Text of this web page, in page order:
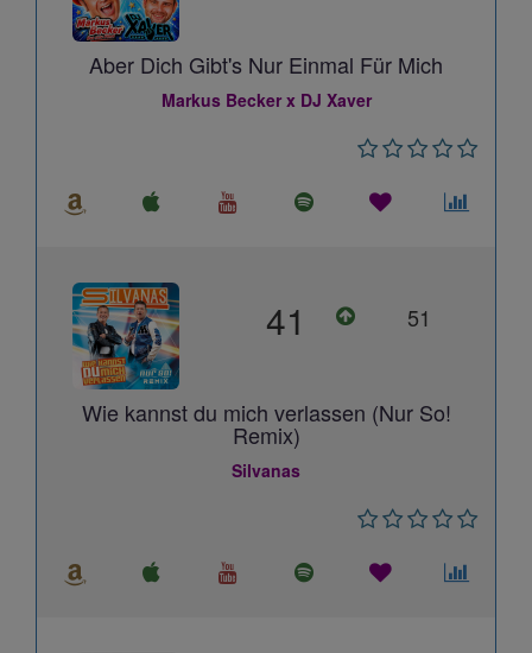
Aber Dich Gibt's Nur Einmal Für Mich
Markus Becker x DJ Xaver
41 51
Wie kannst du mich verlassen (Nur So!
Remix)
Silvanas